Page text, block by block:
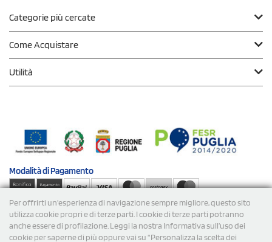
Per offrirti un'esperienza di navigazione sempre migliore, questo sito
utilizza cookie propri e di terze parti. I cookie di terze parti potranno
anche essere di profilazione. Leggi la nostra Informativa sull’uso dei
cookie per saperne di più oppure vai su “Personalizza la scelta dei
Categorie più cercate
Come Acquistare
Utilità
Modalità diPagamento
Spedizioni